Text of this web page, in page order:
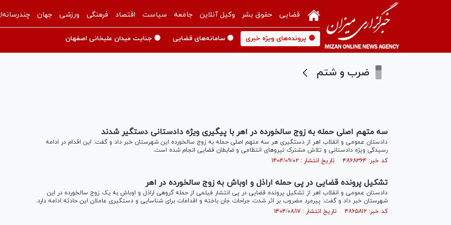
قضایی حقوق بشر وکیل آنلاین جامعه سیاست اقتصاد فرهنگی ورزشی جهان
🟡 پرونده‌های ویژه خبری 🟡 سامانه‌های قضایی 🟡 جنایت میدان علیخانی اصفهان
ضرب و شتم
سه متهم اصلی حمله به زوج سالخورده در اهر با پیگیری ویژه دادستانی دستگیر شدند
دادستان عمومی و انقلاب اهر از دستگیری هر سه متهم اصلی حمله به زوج سالخورده این شهرستان خبر داد و گفت: این اقدام در ادامه
رسیدگی ویژه دادستانی و تلاش مشترک نیرو‌های انتظامی و ضابطان قضایی انجام شده است.
کد خبر: ۴۸۶۸۳۶۴ تاریخ انتشار : ۱۴۰۴/۰۹/۰۲
تشکیل پرونده قضایی در پی حمله اراذل و اوباش به زوج سالخورده در اهر
دادستان عمومی و انقلاب اهر از تشکیل پرونده قضایی در پی انتشار فیلمی از حمله گروهی اراذل و اوباش به یک زوج سالخورده در این
شهرستان خبر داد و گفت: پیرمرد مضروب بر اثر شدت جراحات جان باخته و اقدامات برای شناسایی و دستگیری عاملان این حادثه ادامه دارد.
کد خبر: ۴۸۶۵۸۱۲ تاریخ انتشار : ۱۴۰۴/۰۸/۱۷